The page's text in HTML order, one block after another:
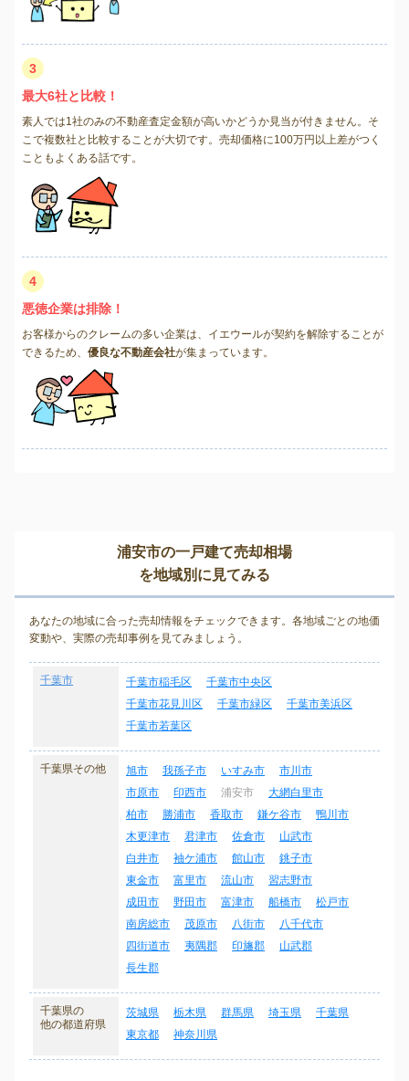
3
最大6社と比較！
素人では1社のみの不動産査定金額が高いかどうか見当が付きません。そ
こで複数社と比較することが大切です。売却価格に100万円以上差がつく
こともよくある話です。
4
悪徳企業は排除！
お客様からのクレームの多い企業は、イエウールが契約を解除することが
できるため、 優良な不動産会社が集まっています。
浦安市の一戸建て売却相場
を地域別に見てみる
あなたの地域に合った売却情報をチェックできます。各地域ごとの地価
変動や、実際の売却事例を見てみましょう。
千葉市 千葉市稲毛区
千葉市中央区
千葉市花見川区
千葉市緑区
千葉市美浜区
千葉市若葉区
千葉県その他 旭市 我孫子市 いすみ市
市川市
市原市
印西市 浦安市
大網白里市
柏市
勝浦市 香取市 鎌ケ谷市
鴨川市
木更津市
君津市 佐倉市
山武市
白井市
袖ケ浦市 館山市
銚子市
東金市
富里市 流山市
習志野市
成田市
野田市 富津市 船橋市
松戸市
南房総市
茂原市 八街市
八千代市
四街道市
夷隅郡 印旛郡
山武郡
長生郡
千葉県の
他の都道府県
茨城県 栃木県 群馬県 埼玉県
千葉県
東京都
神奈川県